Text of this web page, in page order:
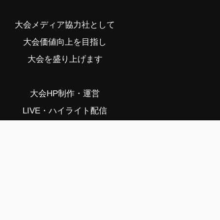
大会メディア協力社として
大会価値向上を目指し
大会を盛り上げます
大会HP制作・運営
LIVE・ハイライト配信